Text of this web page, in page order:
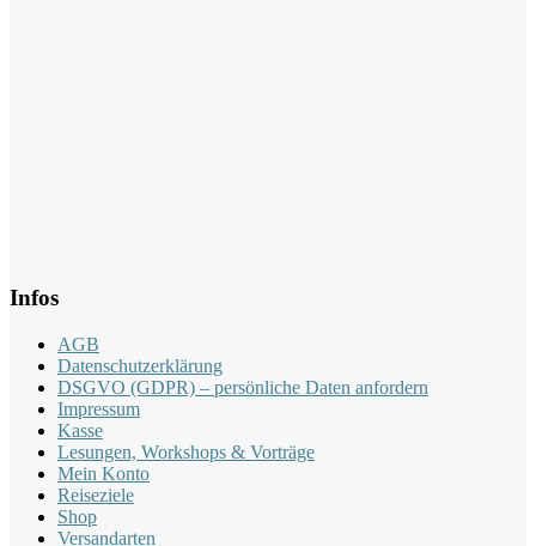
Infos
AGB
Datenschutzerklärung
DSGVO (GDPR) – persönliche Daten anfordern
Impressum
Kasse
Lesungen, Workshops & Vorträge
Mein Konto
Reiseziele
Shop
Versandarten